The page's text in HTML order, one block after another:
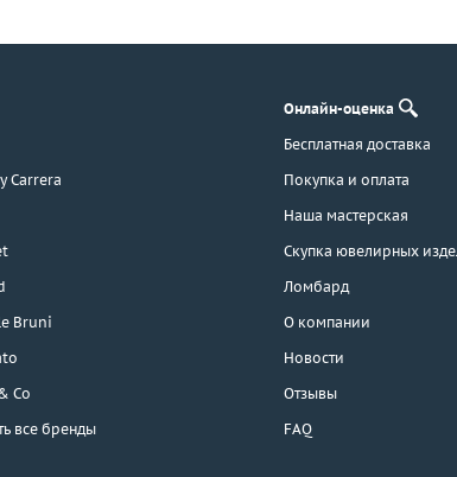
Carrera
Bruni
Co
все бренды
Онлайн-оценка
Бесплатная доставка
Покупка и оплата
Наша мастерская
Скупка ювелирных
Ломбард
О компании
Новости
Отзывы
FAQ